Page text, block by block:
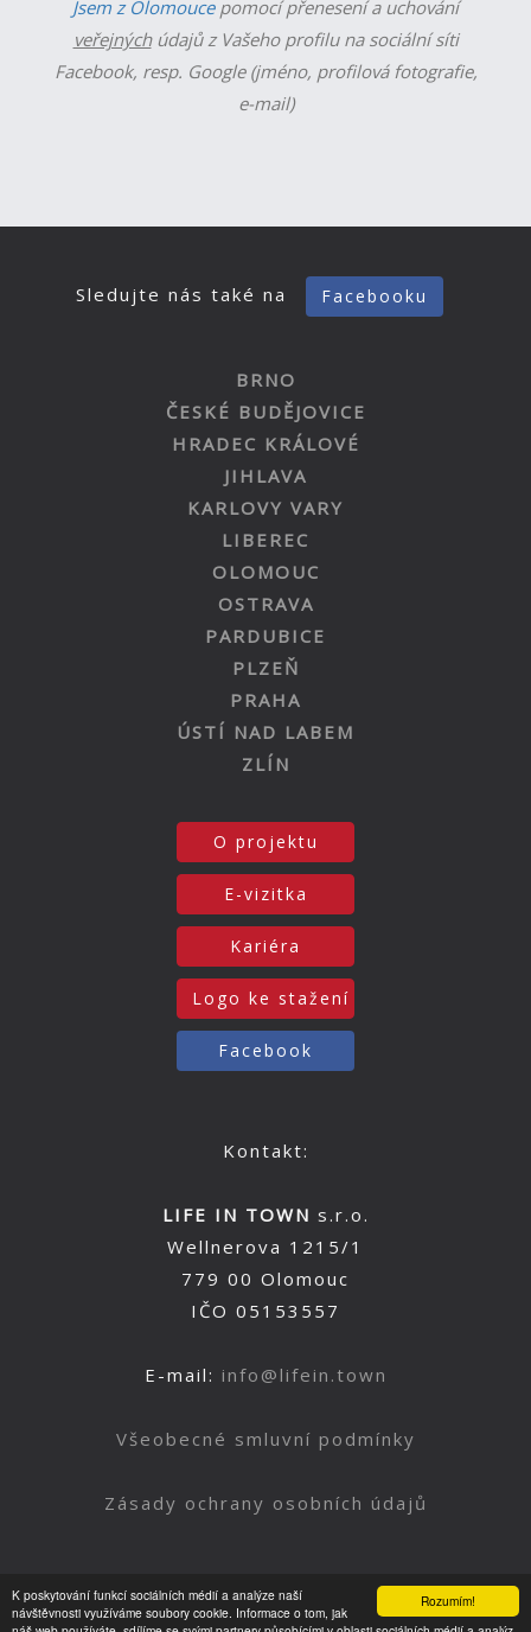
Rozumím!
K poskytování funkcí sociálních médií a analýze naší
návštěvnosti využíváme soubory cookie. Informace o tom, jak
Jsem z Olomoucepomocí přenesení a uchování
veřejnýchúdajů z Vašeho profilu na sociální síti
Facebook, resp. Google (jméno, profilová fotografie,
e-mail)
Sledujte nás také na Facebooku
BRNO
ČESKÉ BUDĚJOVICE
HRADEC KRÁLOVÉ
JIHLAVA
KARLOVY VARY
LIBEREC
OLOMOUC
OSTRAVA
PARDUBICE
PLZEŇ
PRAHA
ÚSTÍ NAD LABEM
ZLÍN
O projektu
E-vizitka
Kariéra
Logo ke stažení
Facebook
Kontakt:
LIFE IN TOWN s.r.o.
Wellnerova 1215/1
779 00 Olomouc
IČO 05153557
E-mail: info@lifein.town
Všeobecné smluvní podmínky
Zásady ochrany osobních údajů
Nahoru